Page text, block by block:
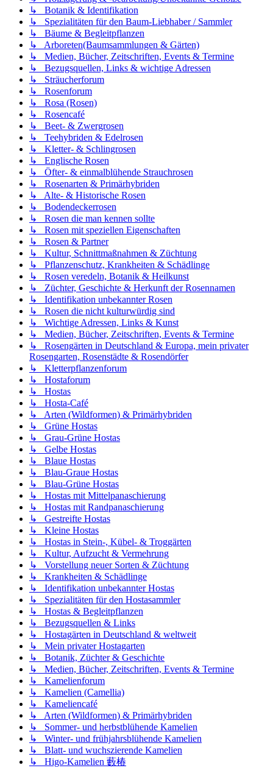
↳ Botanik & Identifikation
↳ Spezialitäten für den Baum-Liebhaber / Sammler
↳ Bäume & Begleitpflanzen
↳ Arboreten(Baumsammlungen & Gärten)
↳ Medien, Bücher, Zeitschriften, Events & Termine
↳ Bezugsquellen, Links & wichtige Adressen
↳ Sträucherforum
↳ Rosenforum
↳ Rosa (Rosen)
↳ Rosencafé
↳ Beet- & Zwergrosen
↳ Teehybriden & Edelrosen
↳ Kletter- & Schlingrosen
↳ Englische Rosen
↳ Öfter- & einmalblühende Strauchrosen
↳ Rosenarten & Primärhybriden
↳ Alte- & Historische Rosen
↳ Bodendeckerrosen
↳ Rosen die man kennen sollte
↳ Rosen mit speziellen Eigenschaften
↳ Rosen & Partner
↳ Kultur, Schnittmaßnahmen & Züchtung
↳ Pflanzenschutz, Krankheiten & Schädlinge
↳ Rosen veredeln, Botanik & Heilkunst
↳ Züchter, Geschichte & Herkunft der Rosennamen
↳ Identifikation unbekannter Rosen
↳ Rosen die nicht kulturwürdig sind
↳ Wichtige Adressen, Links & Kunst
↳ Medien, Bücher, Zeitschriften, Events & Termine
↳ Rosengärten in Deutschland & Europa, mein privater
Rosengarten, Rosenstädte & Rosendörfer
↳ Kletterpflanzenforum
↳ Hostaforum
↳ Hostas
↳ Hosta-Café
↳ Arten (Wildformen) & Primärhybriden
↳ Grüne Hostas
↳ Grau-Grüne Hostas
↳ Gelbe Hostas
↳ Blaue Hostas
↳ Blau-Graue Hostas
↳ Blau-Grüne Hostas
↳ Hostas mit Mittelpanaschierung
↳ Hostas mit Randpanaschierung
↳ Gestreifte Hostas
↳ Kleine Hostas
↳ Hostas in Stein-, Kübel- & Troggärten
↳ Kultur, Aufzucht & Vermehrung
↳ Vorstellung neuer Sorten & Züchtung
↳ Krankheiten & Schädlinge
↳ Identifikation unbekannter Hostas
↳ Spezialitäten für den Hostasammler
↳ Hostas & Begleitpflanzen
↳ Bezugsquellen & Links
↳ Hostagärten in Deutschland & weltweit
↳ Mein privater Hostagarten
↳ Botanik, Züchter & Geschichte
↳ Medien, Bücher, Zeitschriften, Events & Termine
↳ Kamelienforum
↳ Kamelien (Camellia)
↳ Kameliencafé
↳ Arten (Wildformen) & Primärhybriden
↳ Sommer- und herbstblühende Kamelien
↳ Winter- und frühjahrsblühende Kamelien
↳ Blatt- und wuchszierende Kamelien
↳ Higo-Kamelien 藪椿